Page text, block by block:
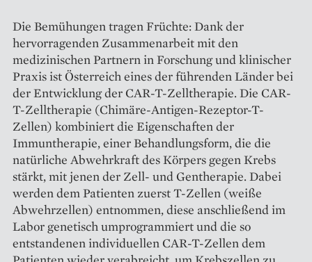
Die Bemühungen tragen Früchte: Dank der
hervorragenden Zusammenarbeit mit den
medizinischen Partnern in Forschung und klinischer
Praxis ist Österreich eines der führenden Länder bei
der Entwicklung der CAR-T-Zelltherapie. Die CAR-
T-Zelltherapie (Chimäre-Antigen-Rezeptor-T-
Zellen) kombiniert die Eigenschaften der
Immuntherapie, einer Behandlungsform, die die
natürliche Abwehrkraft des Körpers gegen Krebs
stärkt, mit jenen der Zell- und Gentherapie. Dabei
werden dem Patienten zuerst T-Zellen (weiße
Abwehrzellen) entnommen, diese anschließend im
Labor genetisch umprogrammiert und die so
entstandenen individuellen CAR-T-Zellen dem